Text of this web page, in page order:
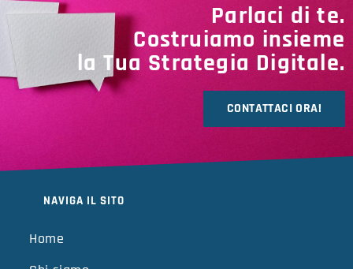
Parlaci di te.
Costruiamo insieme
la Tua Strategia Digitale.
CONTATTACI ORA!
NAVIGA IL SITO
Home